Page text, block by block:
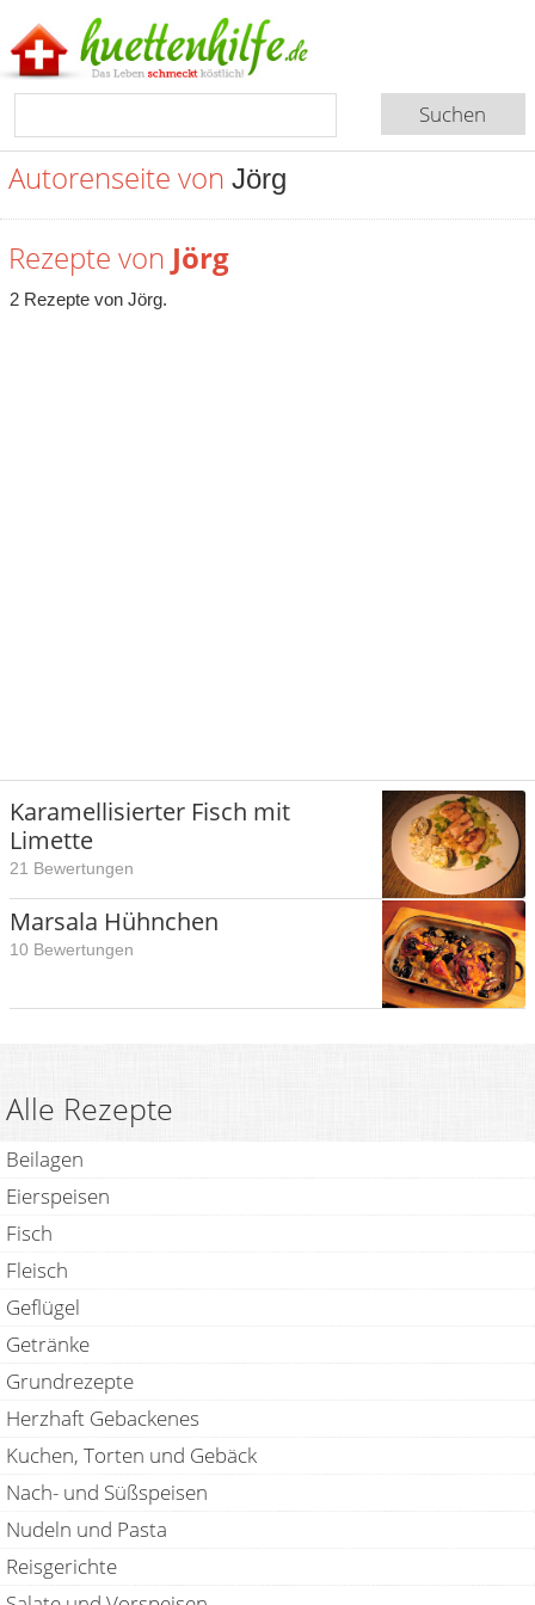
Autorenseite vonJörg
Rezepte von Jörg
2 Rezepte von Jörg.
Karamellisierter Fisch mit
Limette
21 Bewertungen
Marsala Hühnchen
10 Bewertungen
Alle Rezepte
Beilagen
Eierspeisen
Fisch
Fleisch
Geflügel
Getränke
Grundrezepte
Herzhaft Gebackenes
Kuchen, Torten und Gebäck
Nach- und Süßspeisen
Nudeln und Pasta
Reisgerichte